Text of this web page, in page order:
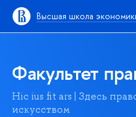
Высшая школа
Факультет
Hic ius fit ars | Здесь
искусством